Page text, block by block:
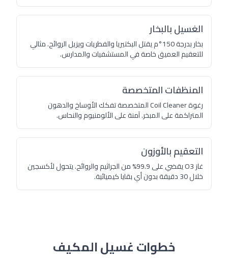
الغسيل بالبخار
بخار بدرجة 150°م يقتل البكتيريا والفطريات ويزيل الروائح. مثالي
للتعقيم العميق خاصة في المستشفيات والمدارس.
المنظفات المتخصصة
رغوة Coil Cleaner المتخصصة تفكك الأوساخ والدهون
المتراكمة على المبخر. آمنة على الألومنيوم والنحاس.
التعقيم بالأوزون
غاز O3 يقضي على 99.9% من الجراثيم والروائح. يتحول لأكسجين
خلال 30 دقيقة بدون أي بقايا كيميائية.
خطوات غسيل المكيف